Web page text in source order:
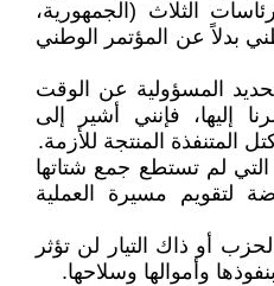
الثلاث (الجمهورية،
بدلاً عن المؤتمر الوطني
المسؤولية عن الوقت
إليها، فإنني أشير إلى
المتنفذة المنتجة للأزمة.
التي لم تستطع جمع شتاتها
لتقويم مسيرة العملية
أو ذاك التيار لن تؤثر
وأموالها وسلاحها.